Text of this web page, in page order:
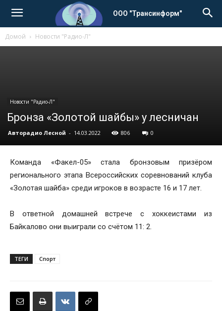
ООО "Трансинформ"
Домой Новости "Радио-Л"
Новости "Радио-Л"
Бронза «Золотой шайбы» у лесничан
Авторадио Лесной - 14.03.2022 806 0
Команда «Факел-05» стала бронзовым призёром
регионального этапа Всероссийских соревнований клуба
«Золотая шайба» среди игроков в возрасте 16 и 17 лет.
В ответной домашней встрече с хоккеистами из
Байкалово они выиграли со счётом 11: 2.
ТЕГИ Спорт